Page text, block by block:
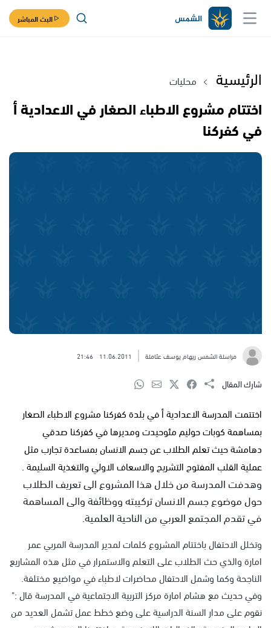
البث المباشر
الرئيسية محليات
اختتام مشروع الاطباء الصغار في الاعدادية أ
في كفركنا
مراسلة الشمس ريهام يوسف عثاملة 11.06.2011
21:46
شارك المقال
اختتمت المدرسة الاعدادية أ في بلدة كفركنا مشروع الاطباء الصغار
بمساهمة كوبات حوليم مئوحيدت ومديرها في كفركنا صدقي
دهامشة حيث تعلم الطلاب عن جسم الانسان بمساعدة تجارب مثل
عملية القلب المفتوح التشريح والاسعاف الاولي والتغذية السليمة .
وهدفت المدرسة من خلال هذا المشروع الى تعريف الطلاب
حول موضوع جسم الانسان تركيبته ووظائفة والى المساهمة
في تقدم المجتمع العربي من الناحية العلمية.
وتخلل الاحتفال باختتام المشروع كلمات لمدير المدرسة المربي عمر
امارة والذي حث الطلاب على التعلم والاستمرار في مثل هذه المشاريع
الناجحة وكما وشمل الاحتفال محاضرات لاطباء في مواضيع مختلفة.
وفي حديث مع هشام امارة مركز التربية الاجتماعية في المدرسة قال :"
نقوم على مدار السنة الدراسية على وضع خطط عمل تشمل العديد من